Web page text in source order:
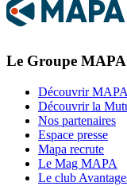
Le Groupe MAPA
Découvrir MAPA
Découvrir la
Nos partenaires
Espace presse
Mapa recrute
Le Mag MAPA
Le club